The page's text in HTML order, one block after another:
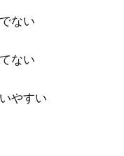
を切りすぎたり、または
れ？
ない
ない
やすい